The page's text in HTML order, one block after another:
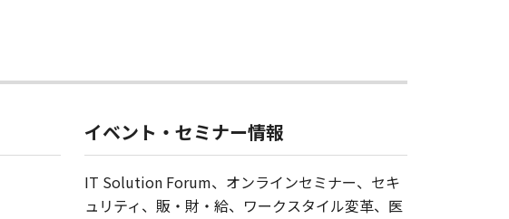
イベント・セミナー情報
IT Solution Forum、オンラインセミナー、セキ
ュリティ、販・財・給、ワークスタイル変革、医